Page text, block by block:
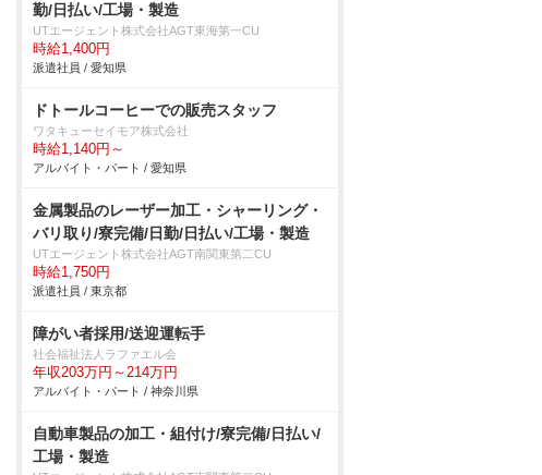
勤/日払い/工場・製造
UTエージェント株式会社AGT東海第一CU
時給1,400円
派遣社員 / 愛知県
ドトールコーヒーでの販売スタッフ
ワタキューセイモア株式会社
時給1,140円～
アルバイト・パート / 愛知県
金属製品のレーザー加工・シャーリング・
バリ取り/寮完備/日勤/日払い/工場・製造
UTエージェント株式会社AGT南関東第二CU
時給1,750円
派遣社員 / 東京都
障がい者採用/送迎運転手
社会福祉法人ラファエル会
年収203万円～214万円
アルバイト・パート / 神奈川県
自動車製品の加工・組付け/寮完備/日払い/
工場・製造